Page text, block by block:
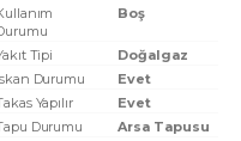
Boş
Tipi
Doğalgaz
Durumu
Evet
Yapılır
Evet
Durumu
Arsa Tapusu